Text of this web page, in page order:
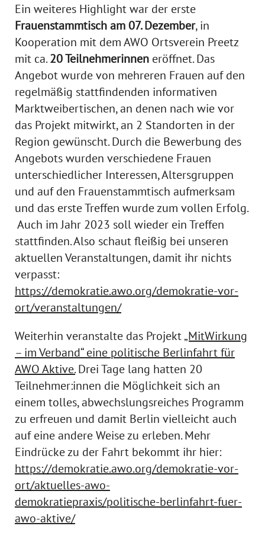
Ein weiteres Highlight war der erste
Frauenstammtisch am 07. Dezember, in
Kooperation mit dem AWO Ortsverein Preetz
mit ca.20 Teilnehmerinnen eröffnet. Das
Angebot wurde von mehreren Frauen auf den
regelmäßig stattfindenden informativen
Marktweibertischen, an denen nach wie vor
das Projekt mitwirkt, an 2 Standorten in der
Region gewünscht. Durch die Bewerbung des
Angebots wurden verschiedene Frauen
unterschiedlicher Interessen, Altersgruppen
und auf den Frauenstammtisch aufmerksam
und das erste Treffen wurde zum vollen Erfolg.
Auch im Jahr 2023 soll wieder ein Treffen
stattfinden. Also schaut fleißig bei unseren
aktuellen Veranstaltungen, damit ihr nichts
verpasst:
https://demokratie.awo.org/demokratie-vor-
ort/veranstaltungen/
Weiterhin veranstalte das Projekt„MitWirkung
– im Verband“ eine politische Berlinfahrt für
AWO Aktive.Drei Tage lang hatten 20
Teilnehmer:innen die Möglichkeit sich an
einem tolles, abwechslungsreiches Programm
zu erfreuen und damit Berlin vielleicht auch
auf eine andere Weise zu erleben. Mehr
Eindrücke zu der Fahrt bekommt ihr hier:
https://demokratie.awo.org/demokratie-vor-
ort/aktuelles-awo-
demokratiepraxis/politische-berlinfahrt-fuer-
awo-aktive/